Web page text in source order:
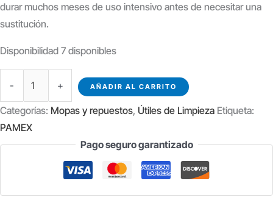
durar muchos meses de uso intensivo antes de necesitar una
sustitución.
Disponibilidad 7 disponibles
-
ALGODÓN
CON
BASTIDOR
cantidad
+ AÑADIR AL CARRITO
Categorías: Mopas y repuestos, Útiles de Limpieza Etiqueta:
PAMEX
Pago seguro garantizado